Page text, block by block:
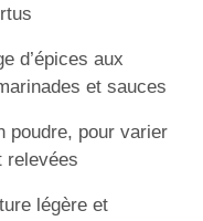
d’épices aux
et sauces
poudre, pour varier
relevées
légère et